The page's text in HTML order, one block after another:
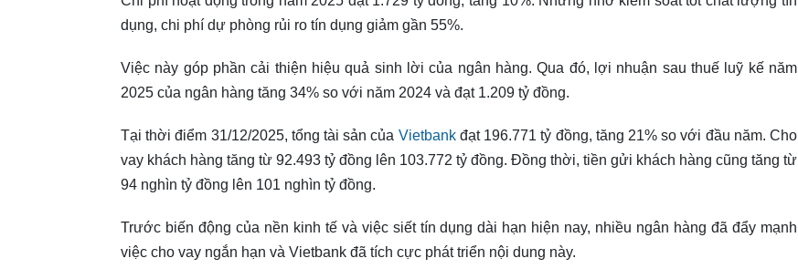
dụng, chi phí dự phòng rủi ro tín dụng giảm gần 55%.
Việc này góp phần cải thiện hiệu quả sinh lời của ngân hàng. Qua đó, lợi nhuận sau thuế luỹ kế năm
2025 của ngân hàng tăng 34% so với năm 2024 và đạt 1.209 tỷ đồng.
Tại thời điểm 31/12/2025, tổng tài sản của Vietbankđạt 196.771 tỷ đồng, tăng 21% so với đầu năm. Cho
vay khách hàng tăng từ 92.493 tỷ đồng lên 103.772 tỷ đồng. Đồng thời, tiền gửi khách hàng cũng tăng từ
94 nghìn tỷ đồng lên 101 nghìn tỷ đồng.
Trước biến động của nền kinh tế và việc siết tín dụng dài hạn hiện nay, nhiều ngân hàng đã đẩy mạnh
việc cho vay ngắn hạn và Vietbank đã tích cực phát triển nội dung này.